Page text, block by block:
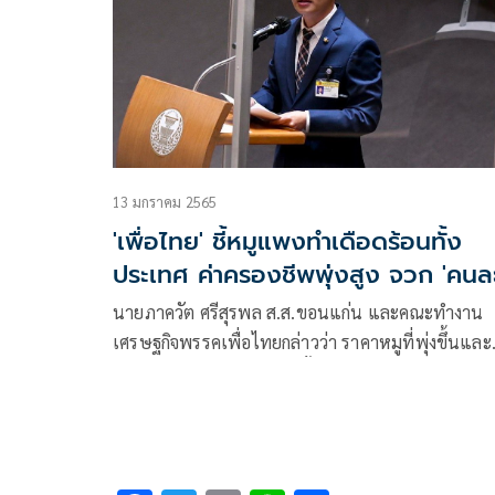
13 มกราคม 2565
'เพื่อไทย' ชี้หมูแพงทำเดือดร้อนทั้ง
ประเทศ ค่าครองชีพพุ่งสูง จวก 'คนล
ครึ่ง' ไม่ช่วยคนจน
นายภาควัต ศรีสุรพล ส.ส.ขอนแก่น และคณะทำงาน
เศรษฐกิจพรรคเพื่อไทยกล่าวว่า ราคาหมูที่พุ่งขึ้นและ